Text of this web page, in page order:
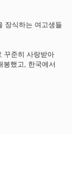
장식하는 여고생들
꾸준히 사랑받아
봉했고, 한국에서